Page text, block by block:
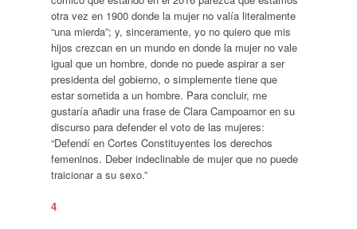
otra vez en 1900 donde la mujer no valía literalmente
“una mierda”; y, sinceramente, yo no quiero que mis
hijos crezcan en un mundo en donde la mujer no vale
igual que un hombre, donde no puede aspirar a ser
presidenta del gobierno, o simplemente tiene que
estar sometida a un hombre. Para concluir, me
gustaría añadir una frase de Clara Campoamor en su
discurso para defender el voto de las mujeres:
“Defendí en Cortes Constituyentes los derechos
femeninos. Deber indeclinable de mujer que no puede
traicionar a su sexo.”
4